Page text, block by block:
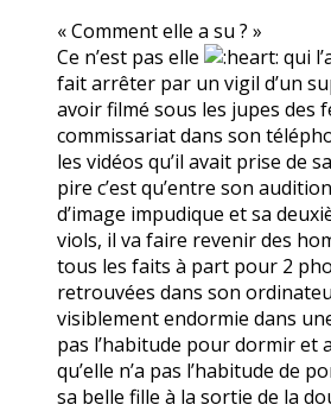
« Comment elle a su ? »
Ce n’est pas elle
qui
fait arrêter par un vigil d’un
avoir filmé sous les jupes des
commissariat dans son
les vidéos qu’il avait prise de
pire c’est qu’entre son
d’image impudique et sa
viols, il va faire revenir des
tous les faits à part pour 2
retrouvées dans son
visiblement endormie dans
pas l’habitude pour dormir et
qu’elle n’a pas l’habitude de
sa belle fille à la sortie de la